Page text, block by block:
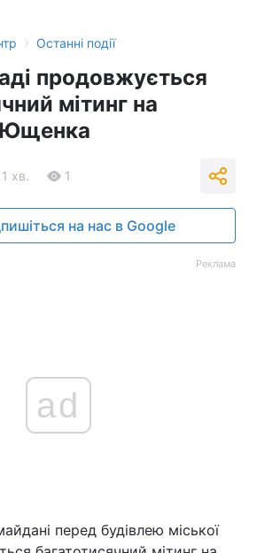
› Останні події
продовжується
мітинг на
Ющенка
1 хв. 1
на нас в Google
Реклама
ad
перед будівлею міської